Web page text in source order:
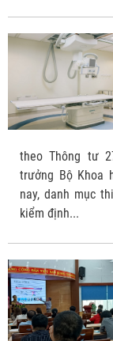
theo Thông tư
trưởng Bộ Khoa
nay, danh mục
kiểm định...